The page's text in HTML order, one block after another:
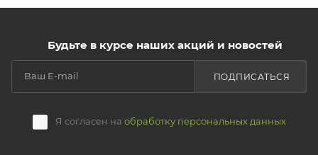
Мы гарантируем надежность и долговечность
продукции, чтобы вы могли наслаждаться рыбалкой
увлекательной и успешной с нашей оснасткой!
Будьте в курсе наших акций и новостей
Я согласен на обработку персональных данных
ПОДПИСАТЬСЯ